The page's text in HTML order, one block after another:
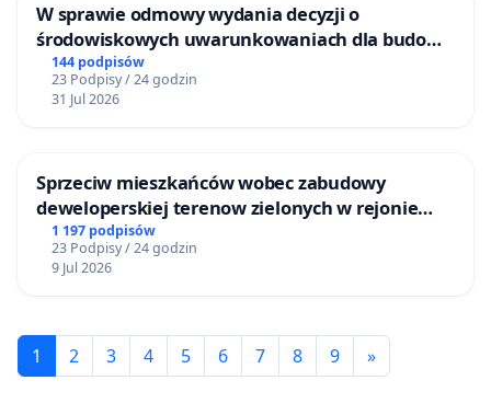
W sprawie odmowy wydania decyzji o
środowiskowych uwarunkowaniach dla budowy
zakładu wytwarzania biometanu „Krynki” w
Ostrowiu Południowym oraz ochrony
mieszkańców i Puszczy Knyszyńskiej
144 podpisów
23 Podpisy / 24 godzin
31 Jul 2026
Sprzeciw mieszkańców wobec zabudowy
deweloperskiej terenow zielonych w rejonie
Bulwarów Straceńskich w Bielsku-Białej
1 197 podpisów
23 Podpisy / 24 godzin
9 Jul 2026
1 2 3 4 5 6 7 8 9 »